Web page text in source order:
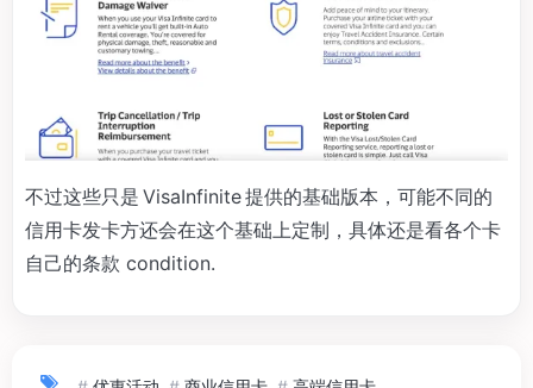
不过这些只是 VisaInfinite 提供的基础版本，可能不同的
信用卡发卡方还会在这个基础上定制，具体还是看各个卡
自己的条款 condition.